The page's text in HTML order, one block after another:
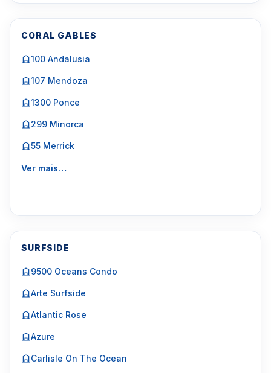
CORAL GABLES
100 Andalusia
107 Mendoza
1300 Ponce
299 Minorca
55 Merrick
Ver mais…
SURFSIDE
9500 Oceans Condo
Arte Surfside
Atlantic Rose
Azure
Carlisle On The Ocean